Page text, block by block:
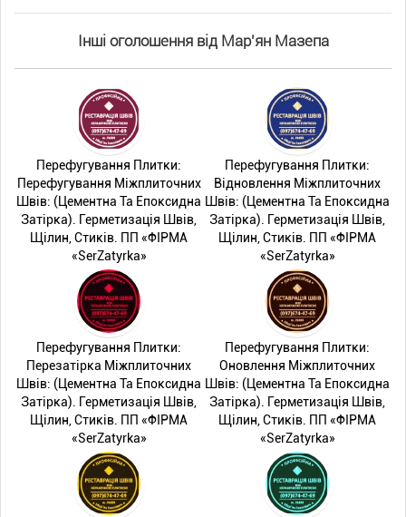
Інші оголошення від Мар'ян Мазепа
Перефугування Плитки:
Перефугування Міжплиточних
Швів: (Цементна Та Епоксидна
Затірка). Герметизація Швів,
Щілин, Стиків. ПП «ФІРМА
«SerZatyrka»
Перефугування Плитки:
Відновлення Міжплиточних
Швів: (Цементна Та Епоксидна
Затірка). Герметизація Швів,
Щілин, Стиків. ПП «ФІРМА
«SerZatyrka»
Перефугування Плитки:
Перезатірка Міжплиточних
Швів: (Цементна Та Епоксидна
Затірка). Герметизація Швів,
Щілин, Стиків. ПП «ФІРМА
«SerZatyrka»
Перефугування Плитки:
Оновлення Міжплиточних
Швів: (Цементна Та Епоксидна
Затірка). Герметизація Швів,
Щілин, Стиків. ПП «ФІРМА
«SerZatyrka»